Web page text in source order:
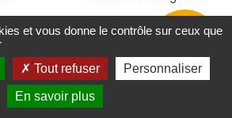
un
projet
Contact
- 2021 - Tout droits réservés - Crédits
et vous donne le contrôle sur ceux que
Tout refuser Personnaliser
En savoir plus